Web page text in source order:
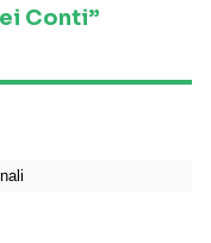
Conti”